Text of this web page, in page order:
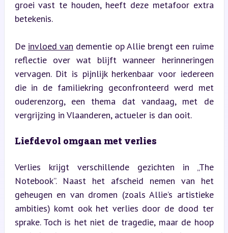
groei vast te houden, heeft deze metafoor extra
betekenis.
De invloed van dementie op Allie brengt een ruime
reflectie over wat blijft wanneer herinneringen
vervagen. Dit is pijnlijk herkenbaar voor iedereen
die in de familiekring geconfronteerd werd met
ouderenzorg, een thema dat vandaag, met de
vergrijzing in Vlaanderen, actueler is dan ooit.
Liefdevol omgaan met verlies
Verlies krijgt verschillende gezichten in „The
Notebook”. Naast het afscheid nemen van het
geheugen en van dromen (zoals Allie’s artistieke
ambities) komt ook het verlies door de dood ter
sprake. Toch is het niet de tragedie, maar de hoop